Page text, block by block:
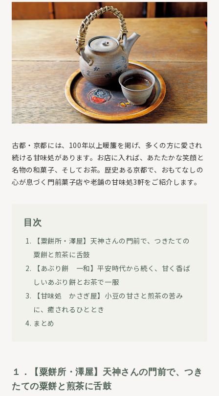
古都・京都には、100年以上暖簾を掲げ、多くの方に愛され
続ける甘味処があります。お店に入れば、あたたかな笑顔と
名物の和菓子、そしてお茶。歴史ある京都で、おもてなしの
心が息づく門前菓子店や老舗の甘味処3軒をご紹介します。
目次
【粟餅所・澤屋】天神さんの門前で、つきたての
粟餅と煎茶に舌鼓
【あぶり餅 一和】平安時代から続く、甘く香ば
しいあぶり餅とお茶で一服
【甘味処 かさぎ屋】小豆の甘さと煎茶の苦み
に、癒されるひととき
まとめ
１．【粟餅所・澤屋】天神さんの門前で、つき
たての粟餅と煎茶に舌鼓